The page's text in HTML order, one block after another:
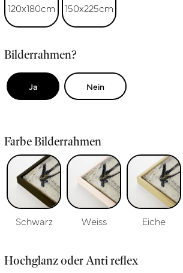
120x180cm
150x225cm
Bilderrahmen?
Ja Nein
Farbe Bilderrahmen
Schwarz Weiss Eiche
Hochglanz oder Anti reflex